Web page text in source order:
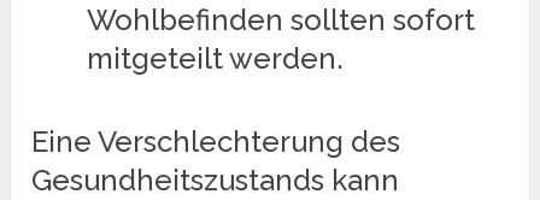
Wohlbefinden sollten sofort
mitgeteilt werden.
Eine Verschlechterung des
Gesundheitszustands kann